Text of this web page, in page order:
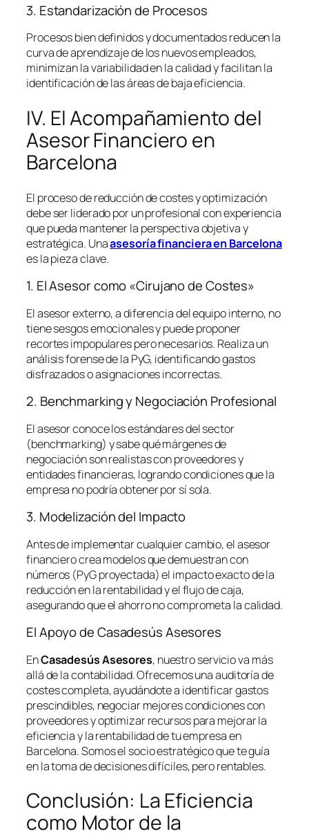
3. Estandarización de Procesos
Procesos bien definidos y documentados reducen la
curva de aprendizaje de los nuevos empleados,
minimizan la variabilidad en la calidad y facilitan la
identificación de las áreas de baja eficiencia.
IV. El Acompañamiento del
Asesor Financiero en
Barcelona
El proceso de reducción de costes y optimización
debe ser liderado por un profesional con experiencia
que pueda mantener la perspectiva objetiva y
estratégica. Unaasesoría financiera en Barcelona
es la pieza clave.
1. El Asesor como «Cirujano de Costes»
El asesor externo, a diferencia del equipo interno, no
tiene sesgos emocionales y puede proponer
recortes impopulares pero necesarios. Realiza un
análisis forense de la PyG, identificando gastos
disfrazados o asignaciones incorrectas.
2. Benchmarking y Negociación Profesional
El asesor conoce los estándares del sector
(benchmarking) y sabe qué márgenes de
negociación son realistas con proveedores y
entidades financieras, logrando condiciones que la
empresa no podría obtener por sí sola.
3. Modelización del Impacto
Antes de implementar cualquier cambio, el asesor
financiero crea modelos que demuestran con
números (PyG proyectada) el impacto exacto de la
reducción en la rentabilidad y el flujo de caja,
asegurando que el ahorro no comprometa la calidad.
El Apoyo de Casadesús Asesores
EnCasadesús Asesores, nuestro servicio va más
allá de la contabilidad. Ofrecemos una auditoría de
costes completa, ayudándote a identificar gastos
prescindibles, negociar mejores condiciones con
proveedores y optimizar recursos para mejorar la
eficiencia y la rentabilidad de tu empresa en
Barcelona. Somos el socio estratégico que te guía
en la toma de decisiones difíciles, pero rentables.
Conclusión: La Eficiencia
como Motor de la